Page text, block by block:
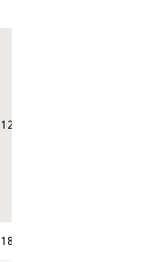
12.820.000
18.970.000